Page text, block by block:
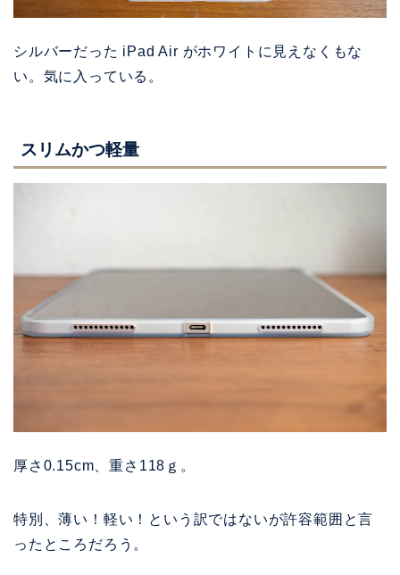
シルバーだった iPad Air がホワイトに見えなくもな
い。気に入っている。
スリムかつ軽量
厚さ0.15cm、重さ118ｇ。
特別、薄い！軽い！という訳ではないが許容範囲と言
ったところだろう。